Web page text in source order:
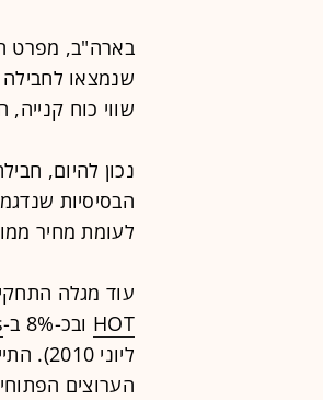
בארה"ב, מפרט
שווי כוח קנייה,
לעומת מחיר ממוצע של 22.5
עוד מגלה התחקיר
HOT ובכ-8% ב-
ליוני 2010). התייקרות זו נצפתה על אף כניסת ה-
הערוצים